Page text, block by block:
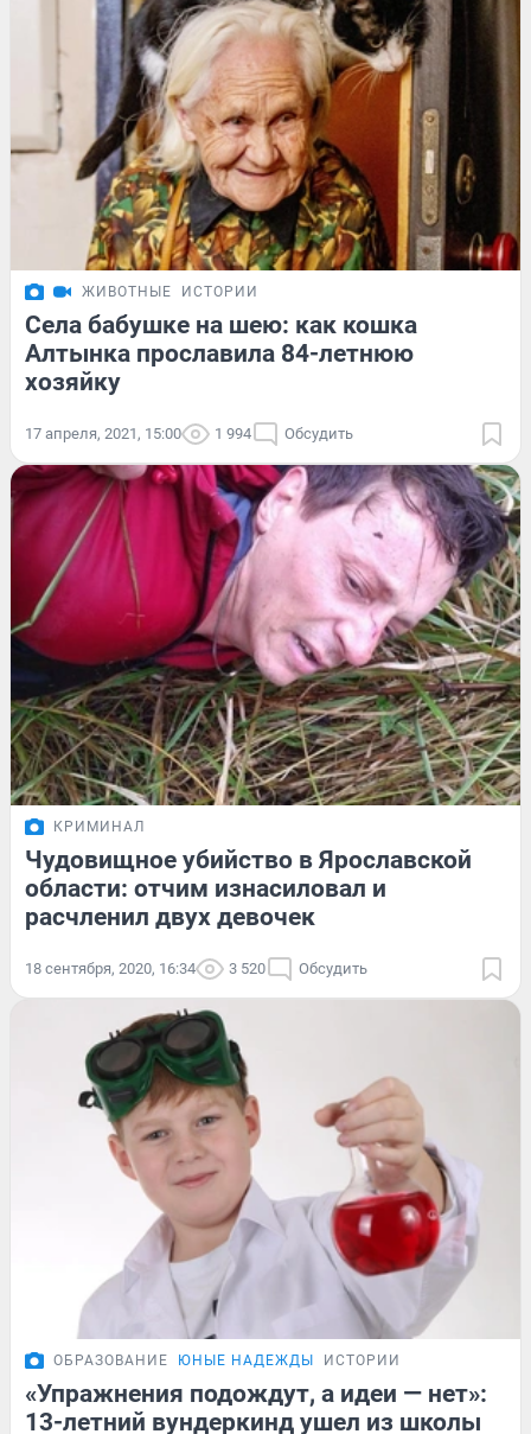
ЖИВОТНЫЕ ИСТОРИИ
Села бабушке на шею: как кошка
Алтынка прославила 84-летнюю
хозяйку
17 апреля, 2021, 15:00 1 994 Обсудить
КРИМИНАЛ
Чудовищное убийство в Ярославской
области: отчим изнасиловал и
расчленил двух девочек
18 сентября, 2020, 16:34 3 520 Обсудить
ОБРАЗОВАНИЕ ЮНЫЕ НАДЕЖДЫ ИСТОРИИ
«Упражнения подождут, а идеи — нет»:
13-летний вундеркинд ушел из школы